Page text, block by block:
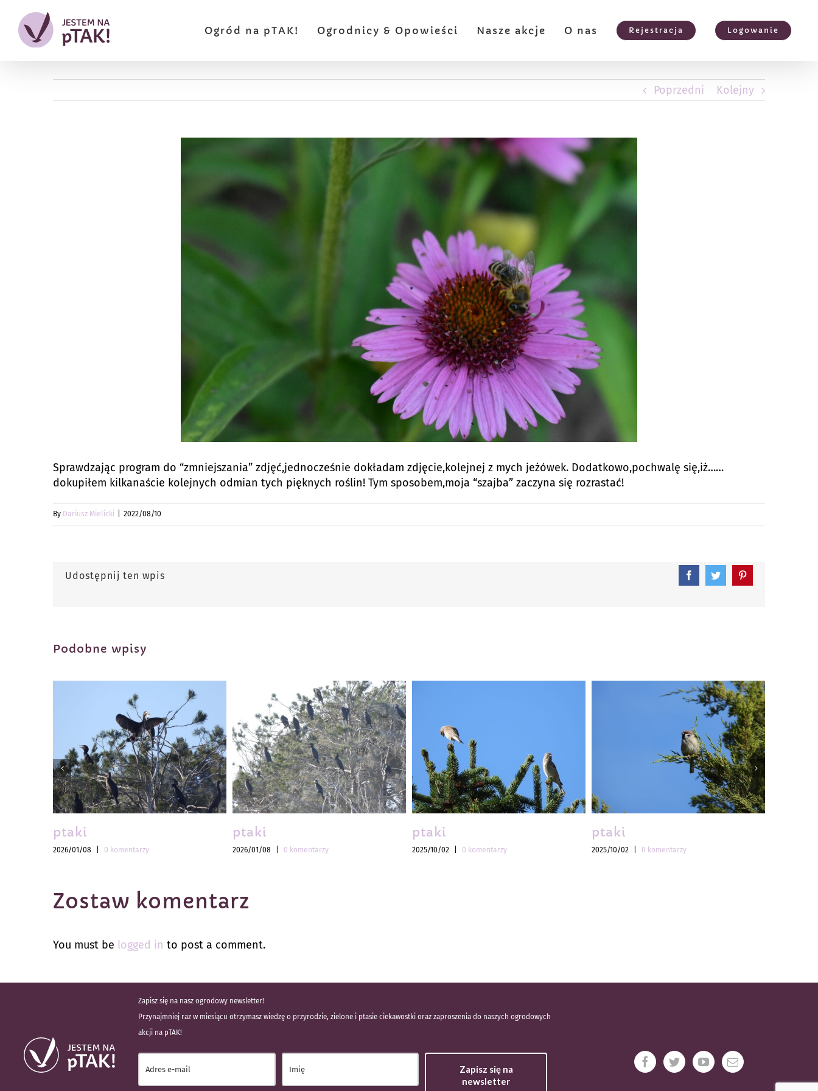
zawartości
Ogród na pTAK! Ogrodnicy & Opowieści Nasze akcje O nas Rejestracja Logowanie
Poprzedni Kolejny
Sprawdzając program do “zmniejszania” zdjęć,jednocześnie dokładam zdjęcie,kolejnej z mych jeżówek. Dodatkowo,pochwalę się,iż……
dokupiłem kilkanaście kolejnych odmian tych pięknych roślin! Tym sposobem,moja “szajba” zaczyna się rozrastać!
By Dariusz Mielicki 2022/08/10
Udostępnij ten wpis FacebookTwitterPinterest
Podobne wpisy
ptaki
2026/01/08 0 komentarzy
ptaki
2026/01/08 0 komentarzy
ptaki
2025/10/02 0 komentarzy
ptaki
2025/10/02 0 komentarzy
Zostaw komentarz
You must be logged in to post a comment.
Zapisz się na nasz ogrodowy newsletter!
Przynajmniej raz w miesiącu otrzymasz wiedzę o przyrodzie, zielone i ptasie ciekawostki oraz zaproszenia do naszych ogrodowych
akcji na pTAK!
Zapisz się na
newsletter